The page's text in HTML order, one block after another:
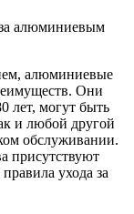
алюминиевым
алюминиевые
Они
лет, могут быть
и любой другой
обслуживании.
присутствуют
ухода за